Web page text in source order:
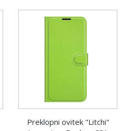
Preklopni ovitek "Litchi"